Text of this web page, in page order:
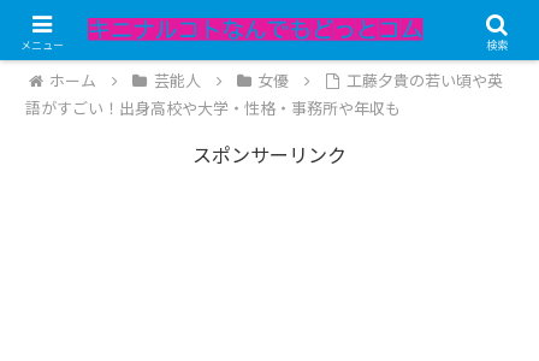
記事内にPRが含まれています。
ホーム 芸能人 女優
工藤夕貴の若い頃や英
語がすごい！出身高校や大学・性格・事務所や年収も
スポンサーリンク
メニュー 検索